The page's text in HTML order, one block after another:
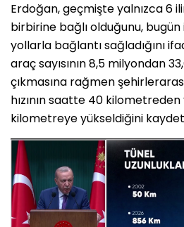
Erdoğan, geçmişte yalnızca 6
birbirine bağlı olduğunu,
yollarla bağlantı sağladığını
araç sayısının 8,5 milyondan
çıkmasına rağmen
hızının saatte 40 kilometreden
kilometreye yükseldiğini